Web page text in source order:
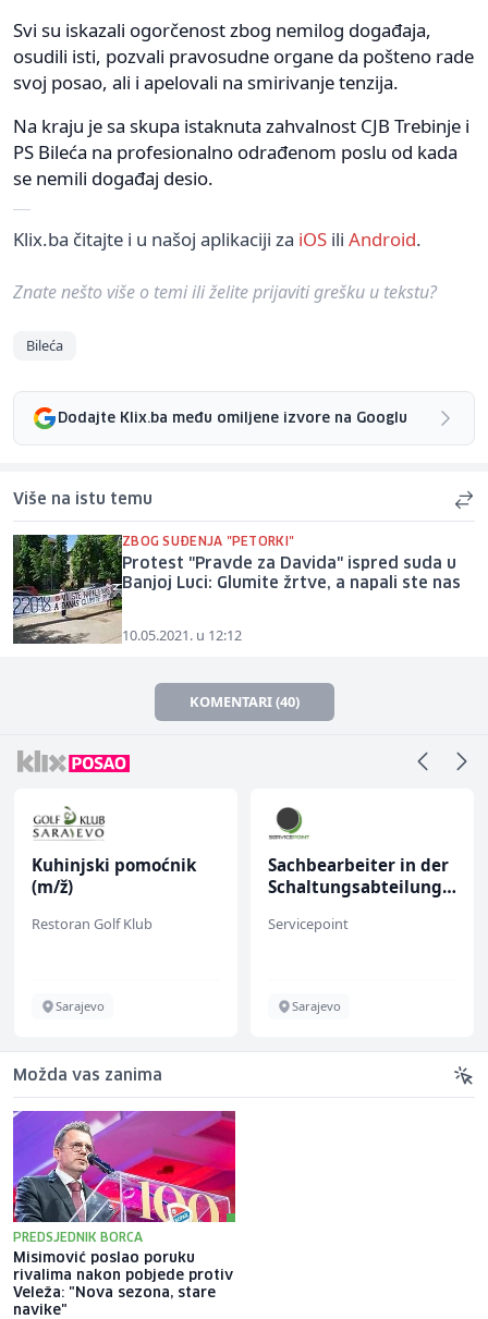
Svi su iskazali ogorčenost zbog nemilog događaja,
osudili isti, pozvali pravosudne organe da pošteno rade
svoj posao, ali i apelovali na smirivanje tenzija.
Na kraju je sa skupa istaknuta zahvalnost CJB Trebinje i
PS Bileća na profesionalno odrađenom poslu od kada
se nemili događaj desio.
Klix.ba čitajte i u našoj aplikaciji za iOS ili Android.
Znate nešto više o temi ili želite prijaviti grešku u tekstu?
Bileća
Dodajte Klix.ba među omiljene izvore na Googlu
Više na istu temu
ZBOG SUĐENJA "PETORKI"
Protest "Pravde za Davida" ispred suda u
Banjoj Luci: Glumite žrtve, a napali ste nas
10.05.2021. u 12:12
KOMENTARI (40)
Kuhinjski pomoćnik
(m/ž)
Restoran Golf Klub
Sarajevo
Sachbearbeiter in der
Schaltungsabteilung
Servicepoint
Sarajevo
Možda vas zanima
PREDSJEDNIK BORCA
Misimović poslao poruku
rivalima nakon pobjede protiv
Veleža: "Nova sezona, stare
navike"